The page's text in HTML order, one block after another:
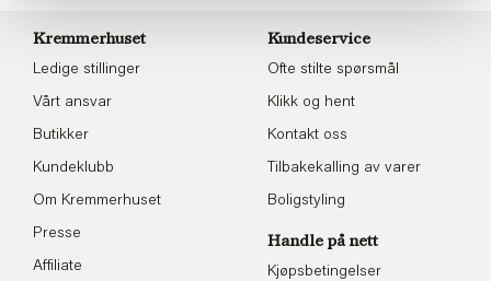
Kremmerhuset
Ledige stillinger
Vårt ansvar
Butikker
Kundeklubb
Om Kremmerhuset
Presse
Affiliate
Kundeservice
Ofte stilte spørsmål
Klikk og hent
Kontakt oss
Tilbakekalling av varer
Boligstyling
Handle på nett
Kjøpsbetingelser